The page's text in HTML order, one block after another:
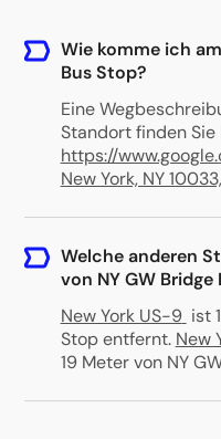
Wie komme ich
Bus Stop?
Eine
Standort finden Sie
https://
New York, NY
Welche anderen
von NY GW Bridge
New York US-9 ist
Stop entfernt. New
19 Meter von NY